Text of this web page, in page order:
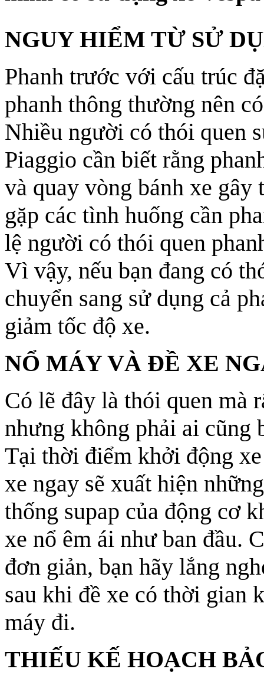
NGUY HIỂM TỪ SỬ
Phanh trước với cấu trúc
phanh thông thường nên
Nhiều người có thói quen
Piaggio cần biết rằng
và quay vòng bánh xe
gặp các tình huống cần
lệ người có thói quen
Vì vậy, nếu bạn đang có
chuyển sang sử dụng cả
giảm tốc độ xe.
NỔ MÁY VÀ ĐỀ XE
Có lẽ đây là thói quen mà
nhưng không phải ai cũng
Tại thời điểm khởi động
xe ngay sẽ xuất hiện
thống supap của động cơ
xe nổ êm ái như ban đầu.
đơn giản, bạn hãy lắng
sau khi đề xe có thời gian
máy đi.
THIẾU KẾ HOẠCH